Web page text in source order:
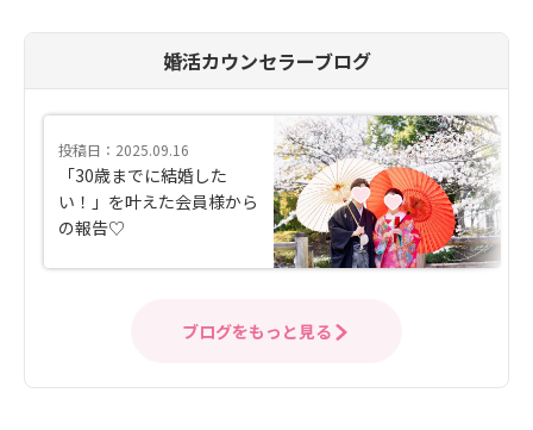
婚活カウンセラーブログ
投稿日：2025.09.16
「30歳までに結婚した
い！」を叶えた会員様から
の報告♡
ブログをもっと見る